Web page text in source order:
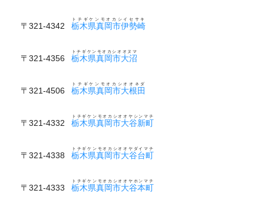
〒321-4342 栃木県真岡市伊勢崎
トチギケンモオカシイセサキ
〒321-4356 栃木県真岡市大沼
トチギケンモオカシオオヌマ
〒321-4506 栃木県真岡市大根田
トチギケンモオカシオオネダ
〒321-4332 栃木県真岡市大谷新町
トチギケンモオカシオオヤシンマチ
〒321-4338 栃木県真岡市大谷台町
トチギケンモオカシオオヤダイマチ
〒321-4333 栃木県真岡市大谷本町
トチギケンモオカシオオヤホンマチ